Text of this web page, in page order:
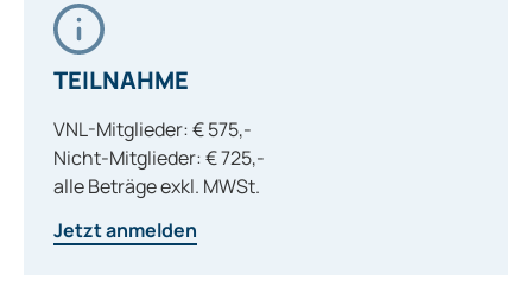
TEILNAHME
VNL-Mitglieder: € 575,-
Nicht-Mitglieder: € 725,-
alle Beträge exkl. MWSt.
Jetzt anmelden